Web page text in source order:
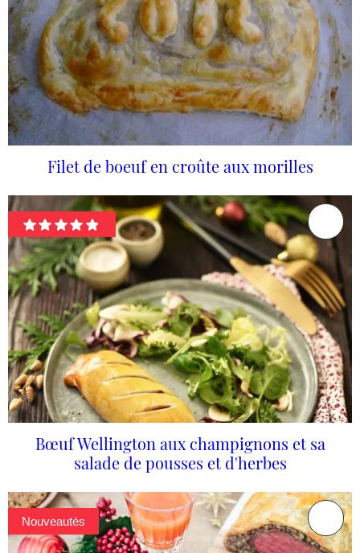
Filet de boeuf en croûte aux morilles
Bœuf Wellington aux champignons et sa
salade de pousses et d'herbes
Nouveautés